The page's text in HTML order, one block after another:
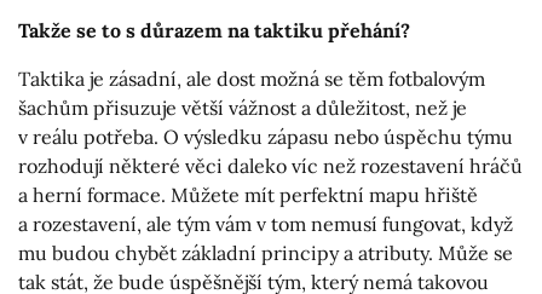
Takže se to s důrazem na taktiku přehání?
Taktika je zásadní, ale dost možná se těm fotbalovým
šachům přisuzuje větší vážnost a důležitost, než je
v reálu potřeba. O výsledku zápasu nebo úspěchu týmu
rozhodují některé věci daleko víc než rozestavení hráčů
a herní formace. Můžete mít perfektní mapu hřiště
a rozestavení, ale tým vám v tom nemusí fungovat, když
mu budou chybět základní principy a atributy. Může se
tak stát, že bude úspěšnější tým, který nemá takovou